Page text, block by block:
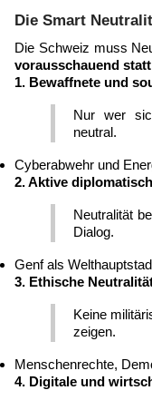
Die Smart
Die Schweiz muss
vorausschauend
1. Bewaffnete und
Nur wer
neutral.
Cyberabwehr und
2.Aktive
Neutralität
Dialog.
Genf als
3. Ethische
Keine
zeigen.
Menschenrechte,
4. Digitale und